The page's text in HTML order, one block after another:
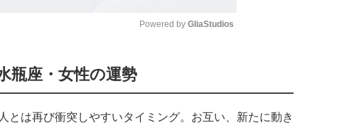
Powered by GliaStudios
瓶座・女性の運勢
とは再び衝突しやすいタイミング。お互い、新たに動き